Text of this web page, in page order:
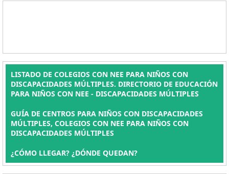
LISTADO DE COLEGIOS CON NEE PARA NIÑOS CON
DISCAPACIDADES MÚLTIPLES. DIRECTORIO DE EDUCACIÓN
PARA NIÑOS CON NEE - DISCAPACIDADES MÚLTIPLES
GUÍA DE CENTROS PARA NIÑOS CON DISCAPACIDADES
MÚLTIPLES, COLEGIOS CON NEE PARA NIÑOS CON
DISCAPACIDADES MÚLTIPLES
¿CÓMO LLEGAR? ¿DÓNDE QUEDAN?